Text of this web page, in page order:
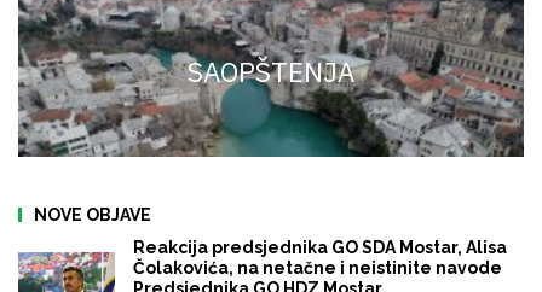
SAOPŠTENJA
NOVE OBJAVE
Reakcija predsjednika GO SDA Mostar, Alisa
Čolakovića, na netačne i neistinite navode